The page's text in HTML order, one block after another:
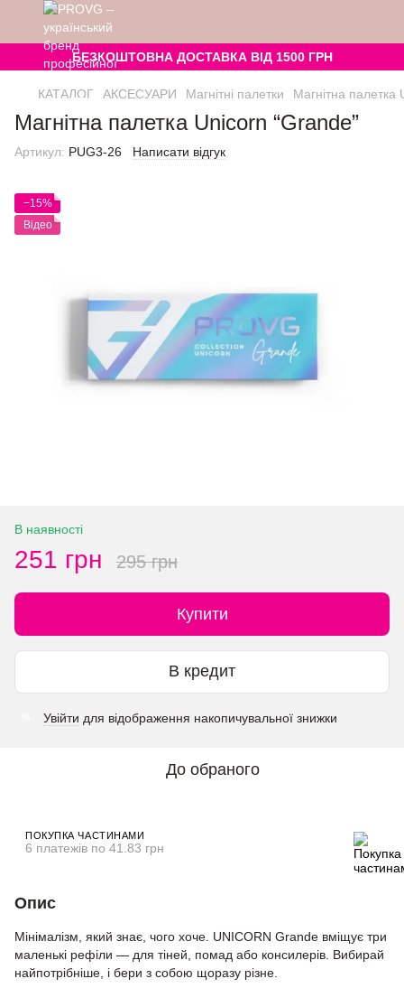
БЕЗКОШТОВНА ДОСТАВКА ВІД 1500 ГРН
КАТАЛОГ АКСЕСУАРИ Магнітні палетки Магнітна палетка
Магнітна палетка Unicorn “Grande”
Артикул: PUG3-26 Написати відгук
−15%
Відео
В наявності
251 грн 295 грн
Купити
В кредит
Увійти для відображення накопичувальної знижки
До обраного
ПОКУПКА ЧАСТИНАМИ
6 платежів по 41.83 грн
Опис
Мінімалізм, який знає, чого хоче. UNICORN Grande вміщує три
маленькі рефіли — для тіней, помад або консилерів. Вибирай
найпотрібніше, і бери з собою щоразу різне.